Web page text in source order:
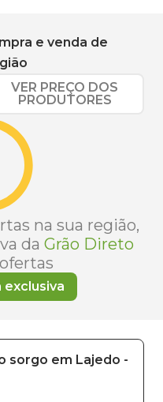
e venda de
VER PREÇO DOS
PRODUTORES
na sua região,
da Grão Direto
exclusiva
sorgo em Lajedo -